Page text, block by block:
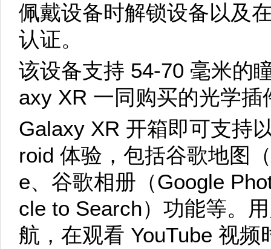
佩戴设备时解锁设备以及
认证。
该设备支持 54-70 毫米的
axy XR 一同购买的光学
Galaxy XR 开箱即可支持
roid 体验，包括谷歌地图
e、谷歌相册（Google
cle to Search）功能等。
航，在观看 YouTube 视